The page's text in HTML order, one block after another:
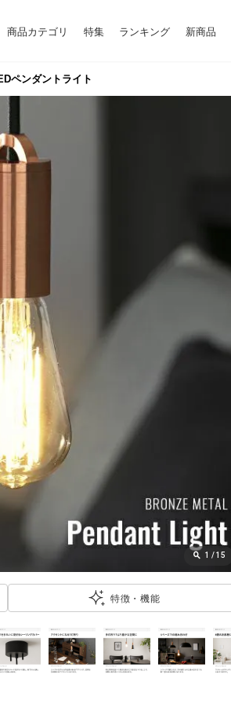
商品カテゴリ 特集 ランキング 新商品
ペンダントライト
1 /15
特徴・機能